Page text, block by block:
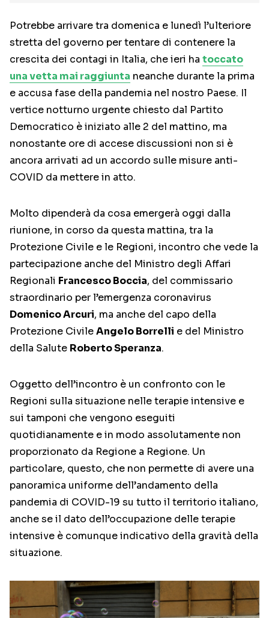
Potrebbe arrivare tra domenica e lunedì l’ulteriore
stretta del governo per tentare di contenere la
crescita dei contagi in Italia, che ieri ha toccato
una vetta mai raggiunta neanche durante la prima
e accusa fase della pandemia nel nostro Paese. Il
vertice notturno urgente chiesto dal Partito
Democratico è iniziato alle 2 del mattino, ma
nonostante ore di accese discussioni non si è
ancora arrivati ad un accordo sulle misure anti-
COVID da mettere in atto.
Molto dipenderà da cosa emergerà oggi dalla
riunione, in corso da questa mattina, tra la
Protezione Civile e le Regioni, incontro che vede la
partecipazione anche del Ministro degli Affari
Regionali Francesco Boccia, del commissario
straordinario per l’emergenza coronavirus
Domenico Arcuri, ma anche del capo della
Protezione CivileAngelo Borrelli e del Ministro
della Salute Roberto Speranza.
Oggetto dell’incontro è un confronto con le
Regioni sulla situazione nelle terapie intensive e
sui tamponi che vengono eseguiti
quotidianamente e in modo assolutamente non
proporzionato da Regione a Regione. Un
particolare, questo, che non permette di avere una
panoramica uniforme dell’andamento della
pandemia di COVID-19 su tutto il territorio italiano,
anche se il dato dell’occupazione delle terapie
intensive è comunque indicativo della gravità della
situazione.